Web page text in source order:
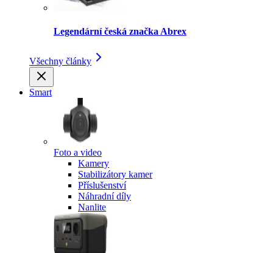
Legendární česká značka Abrex
Všechny články
Smart
Foto a video
Kamery
Stabilizátory kamer
Příslušenství
Náhradní díly
Nanlite